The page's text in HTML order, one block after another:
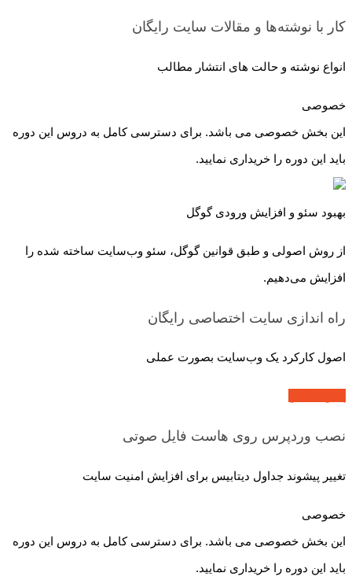
کار با نوشته‌ها و مقالات سایت رایگان
انواع نوشته و حالت های انتشار مطالب
خصوصی
این بخش خصوصی می باشد. برای دسترسی کامل به دروس این دوره
باید این دوره را خریداری نمایید.
بهبود سئو و افزایش ورودی گوگل
از روش اصولی و طبق قوانین گوگل، سئو وب‌سایت ساخته شده را
افزایش می‌دهیم.
راه اندازی سایت اختصاصی رایگان
اصول کارکرد یک وب‌سایت بصورت عملی
نصب وردپرس روی هاست فایل صوتی
تغییر پیشوند جداول دیتابیس برای افزایش امنیت سایت
خصوصی
این بخش خصوصی می باشد. برای دسترسی کامل به دروس این دوره
باید این دوره را خریداری نمایید.